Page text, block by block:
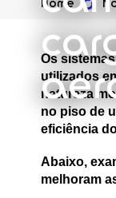
Os
utilizados
natureza
no piso de
eficiência
Abaixo,
melhoram